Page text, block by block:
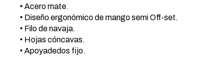
• Acero mate.
• Diseño ergonómico de mango semi Off-set.
• Filo de navaja.
• Hojas cóncavas.
• Apoyadedos fijo.